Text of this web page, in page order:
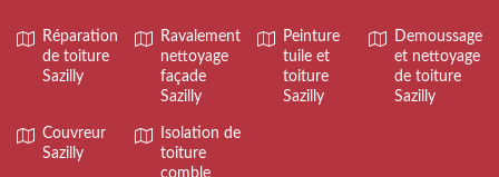
Réparation
de toiture
Sazilly
Ravalement
nettoyage
façade
Sazilly
Peinture
tuile et
toiture
Sazilly
Demoussage
et nettoyage
de toiture
Sazilly
Couvreur
Sazilly
Isolation de
toiture
comble